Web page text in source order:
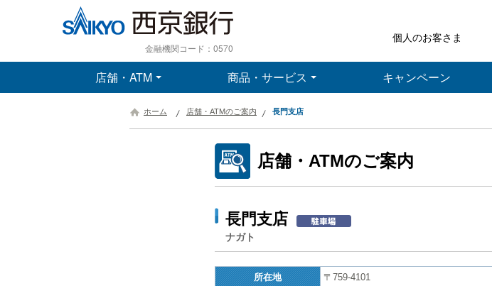
金融機関コード：0570
個人のお客さま
店舗・ATM 商品・サービス キャンペーン
ホーム 店舗・ATMのご案内 長門支店
店舗・ATMのご案内
長門支店
ナガト
所在地
〒759-4101